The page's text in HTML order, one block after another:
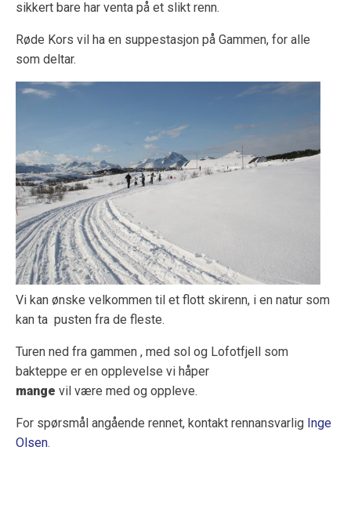
sikkert bare har venta på et slikt renn.
Røde Kors vil ha en suppestasjon på Gammen, for alle
som deltar.
Vi kan ønske velkommen til et flott skirenn, i en natur som
kan ta pusten fra de fleste.
Turen ned fra gammen , med sol og Lofotfjell som
bakteppe er en opplevelse vi håper
mange vil være med og oppleve.
For spørsmål angående rennet, kontakt rennansvarlig Inge
Olsen.